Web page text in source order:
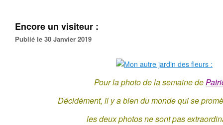
Encore un visiteur :
Publié le 30 Janvier 2019
Pour la photo de la semaine de
Décidément, il y a bien du monde qui se
les deux photos ne sont pas